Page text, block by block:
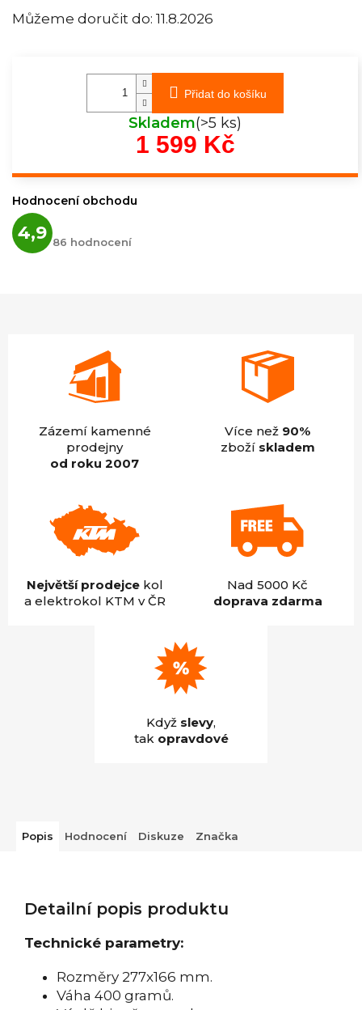
Můžeme doručit do: 11.8.2026
Přidat do košíku
Skladem(>5 ks)
1 599 KčMěrná
Hodnocení obchodu
4,9 hodnocení
obchodu
86 hodnocení
Zázemí kamenné
prodejny
od roku 2007
Více než 90%
zboží skladem
Největší prodejcekol
a elektrokol KTM v ČR
Nad 5000 Kč
doprava zdarma
Když slevy,
tak opravdové
Popis Hodnocení Diskuze Značka
Detailní popis produktu
Technické parametry:
Rozměry 277x166 mm.
Váha 400 gramů.